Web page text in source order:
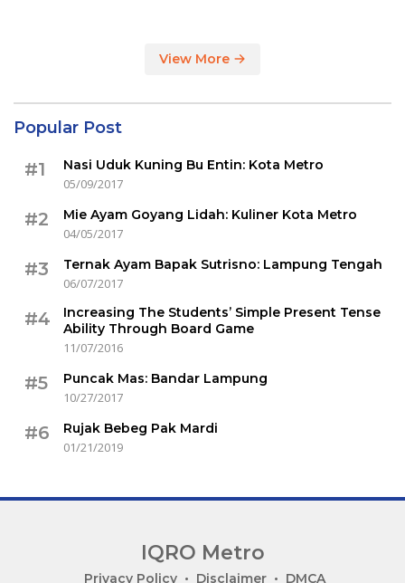
View More
Popular Post
#1
Nasi Uduk Kuning Bu Entin: Kota Metro
05/09/2017
#2
Mie Ayam Goyang Lidah: Kuliner Kota Metro
04/05/2017
#3
Ternak Ayam Bapak Sutrisno: Lampung Tengah
06/07/2017
#4
Increasing The Students’ Simple Present Tense
Ability Through Board Game
11/07/2016
#5
Puncak Mas: Bandar Lampung
10/27/2017
#6
Rujak Bebeg Pak Mardi
01/21/2019
IQRO Metro
Privacy Policy Disclaimer DMCA